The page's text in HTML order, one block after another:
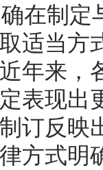
确在制
适当方
年来，
表现出
订反映
方式明